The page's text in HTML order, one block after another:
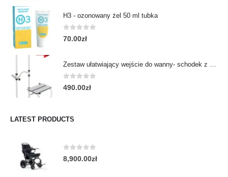
H3 - ozonowany żel 50 ml tubka
0out of 5
70.00zł
0out of 5
490.00zł
LATEST PRODUCTS
0 out of 5
8,900.00zł